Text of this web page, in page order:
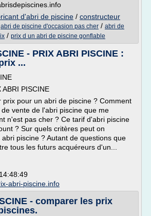
d'abri de piscine / constructeur
abri de piscine d'occasion pas cher / abri de
/ prix d un abri de piscine gonflable
- PRIX ABRI PISCINE :
...
ABRI PISCINE
prix pour un abri de piscine ? Comment
vente de l'abri piscine que me
n'est pas cher ? Ce tarif d'abri piscine
? Sur quels critères peut on
piscine ? Autant de questions que
tous les futurs acquéreurs d'un...
abri-piscine.info
- comparer les prix